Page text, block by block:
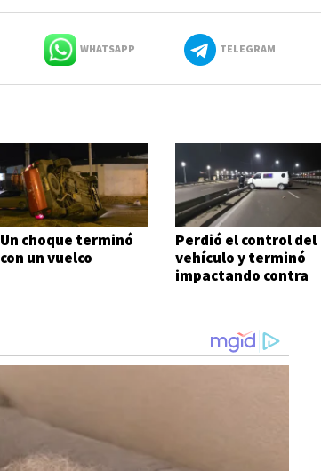
WHATSAPP TELEGRAM
Un choque terminó
con un vuelco
Perdió el control del
vehículo y terminó
impactando contra